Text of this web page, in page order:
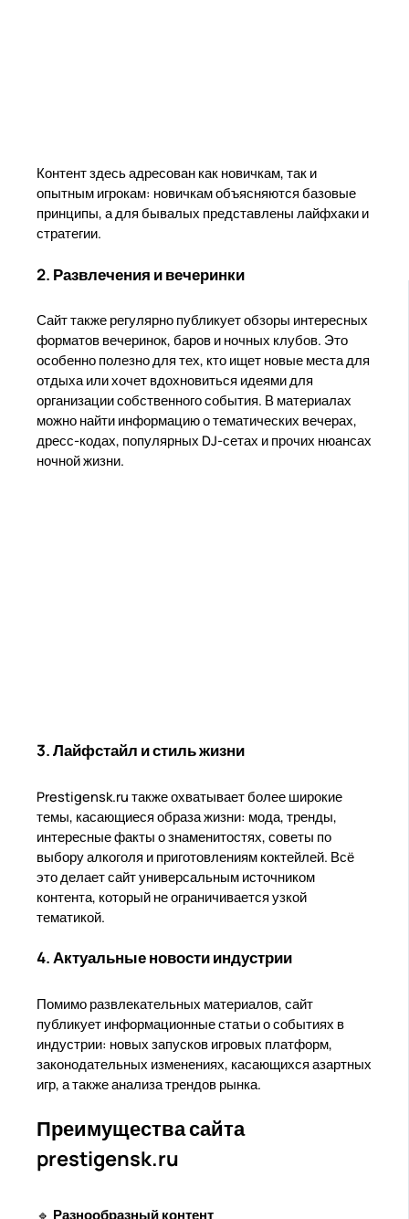
Контент здесь адресован как новичкам, так и
опытным игрокам: новичкам объясняются базовые
принципы, а для бывалых представлены лайфхаки и
стратегии.
2. Развлечения и вечеринки
Сайт также регулярно публикует обзоры интересных
форматов вечеринок, баров и ночных клубов. Это
особенно полезно для тех, кто ищет новые места для
отдыха или хочет вдохновиться идеями для
организации собственного события. В материалах
можно найти информацию о тематических вечерах,
дресс-кодах, популярных DJ-сетах и прочих нюансах
ночной жизни.
3. Лайфстайл и стиль жизни
Prestigensk.ru также охватывает более широкие
темы, касающиеся образа жизни: мода, тренды,
интересные факты о знаменитостях, советы по
выбору алкоголя и приготовлениям коктейлей. Всё
это делает сайт универсальным источником
контента, который не ограничивается узкой
тематикой.
4. Актуальные новости индустрии
Помимо развлекательных материалов, сайт
публикует информационные статьи о событиях в
индустрии: новых запусков игровых платформ,
законодательных изменениях, касающихся азартных
игр, а также анализа трендов рынка.
Преимущества сайта
prestigensk.ru
🔹 Разнообразный контент